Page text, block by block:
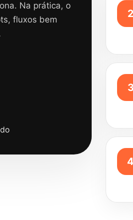
Na prática, o
fluxos bem